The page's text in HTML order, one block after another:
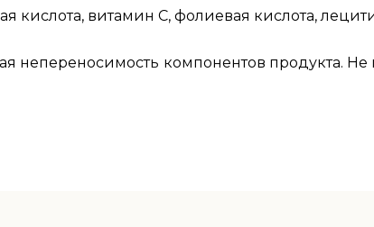
кислота, витамин С, фолиевая кислота,
непереносимость компонентов продукта. Не